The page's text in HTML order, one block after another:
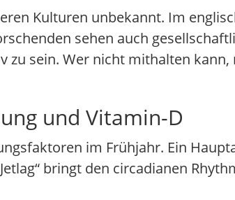
Kulturen unbekannt. Im
sehen auch
sein. Wer nicht mithalten kann,
und Vitamin-D
im Frühjahr. Ein
bringt den circadianen